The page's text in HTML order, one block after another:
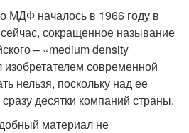
МДФ началось в 1966 году в
сокращенное называние
– «medium density
современной
нельзя, поскольку над ее
десятки компаний страны.
материал не